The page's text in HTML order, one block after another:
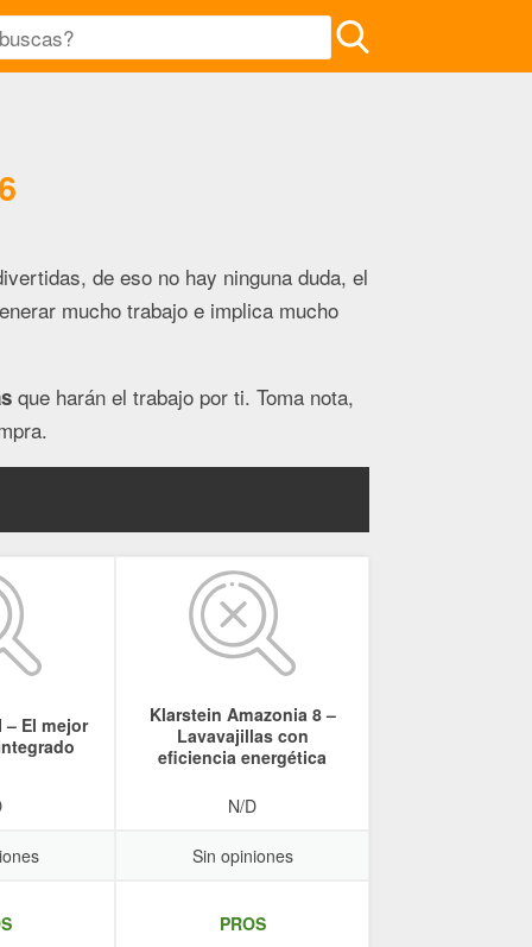
de eso no hay ninguna duda, el
mucho trabajo e implica mucho
que harán el trabajo por ti. Toma nota,
– El mejor
Klarstein Amazonia 8 –
Lavavajillas con
eficiencia energética
N/D
Sin opiniones
PROS